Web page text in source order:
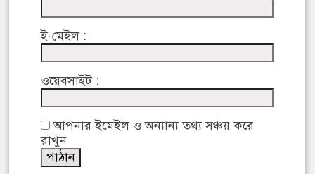
ই-মেইল :
ওয়েবসাইট :
আপনার ইমেইল ও অন্যান্য তথ্য সঞ্চয় করে
রাখুন